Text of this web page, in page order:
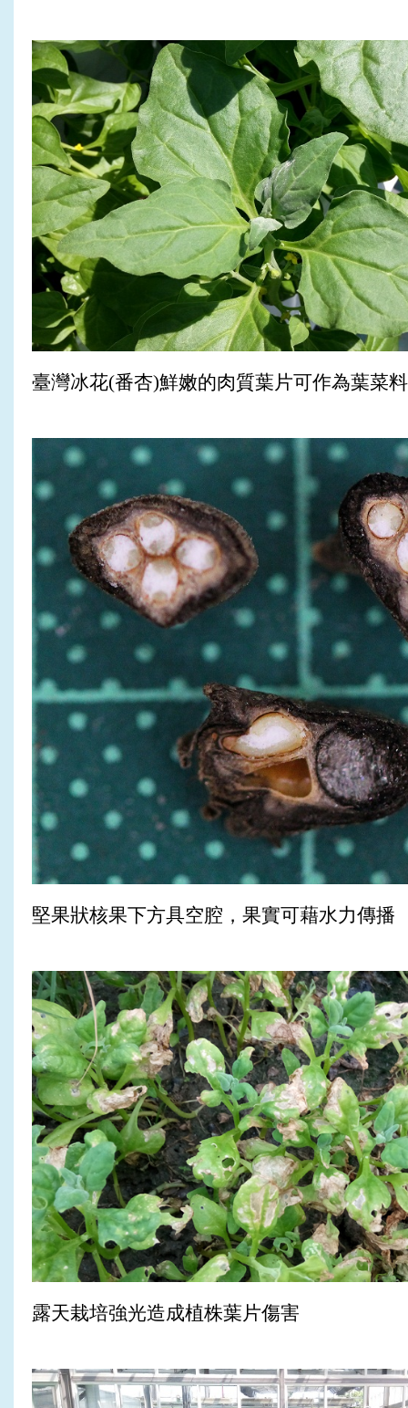
臺灣冰花(番杏)鮮嫩的肉質葉片可作為葉菜
堅果狀核果下方具空腔，果實可藉水力傳播
露天栽培強光造成植株葉片傷害